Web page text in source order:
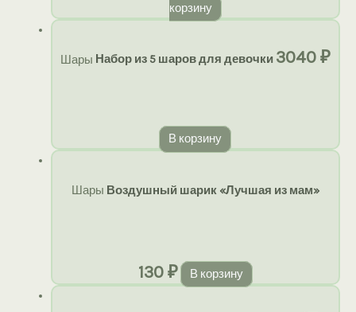
корзину
Шары Набор из 5 шаров для девочки 3040₽
В корзину
Шары Воздушный шарик «Лучшая из мам»
130₽ В корзину